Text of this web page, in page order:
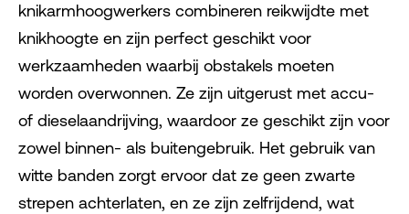
knikarmhoogwerkers combineren reikwijdte met
knikhoogte en zijn perfect geschikt voor
werkzaamheden waarbij obstakels moeten
worden overwonnen. Ze zijn uitgerust met accu-
of dieselaandrijving, waardoor ze geschikt zijn voor
zowel binnen- als buitengebruik. Het gebruik van
witte banden zorgt ervoor dat ze geen zwarte
strepen achterlaten, en ze zijn zelfrijdend, wat